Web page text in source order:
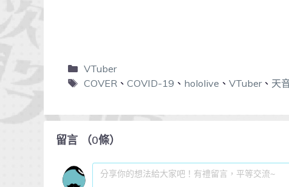
VTuber
COVER 、 COVID-19 、 hololive 、 VTuber、 天
留言 （0條）